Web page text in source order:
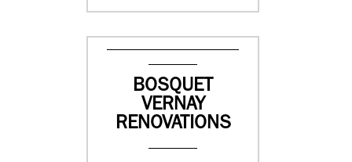
BOSQUET
VERNAY
RENOVATIONS